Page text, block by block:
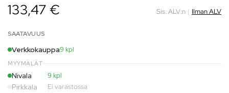
133,47 € Sis. ALV:n | Ilman ALV
SAATAVUUS
Verkkokauppa9 kpl
MYYMÄLÄT
Nivala 9 kpl
Pirkkala Ei varastossa